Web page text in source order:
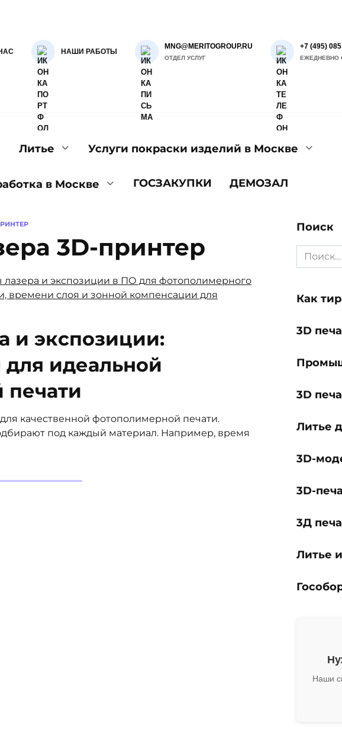
НАШИ РАБОТЫ
MNG@MERITOGROUP.RU
ОТДЕЛ УСЛУГ
+7 (495)
ЕЖЕДНЕВНО
Литье Услуги покраски изделий в Москве
в Москве ГОСЗАКУПКИ ДЕМОЗАЛ
3D-принтер
и экспозиции:
идеальной
качественной фотополимерной печати.
под каждый материал. Например, время
Поиск
Search
for:
Как
3D
3D
Литье
3D-
3D-
3Д
Литье
Наши